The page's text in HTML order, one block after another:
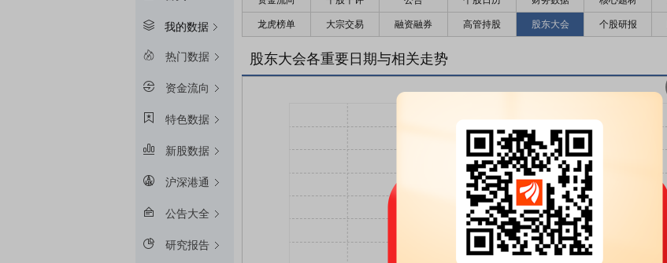
我的数据
热门数据
资金流向
特色数据
新股数据
沪深港通
公告大全
研究报告
龙虎榜单 大宗交易 融资融券 高管持股 股东大会 个股研报
股东大会各重要日期与相关走势